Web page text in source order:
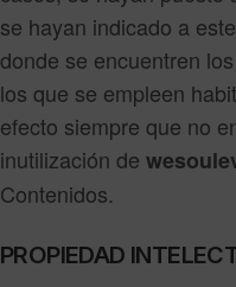
se hayan indicado a
donde se encuentren
los que se empleen
efecto siempre que no
inutilización de
Contenidos.
PROPIEDAD